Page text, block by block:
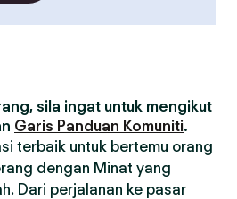
sila ingat untuk mengikut
Garis Panduan Komuniti.
terbaik untuk bertemu orang
dengan Minat yang
Dari perjalanan ke pasar